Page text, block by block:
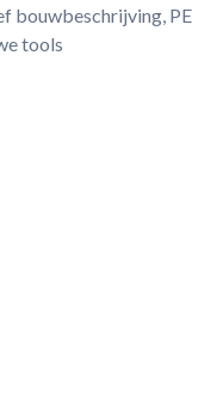
bouwbeschrijving, PE
tools